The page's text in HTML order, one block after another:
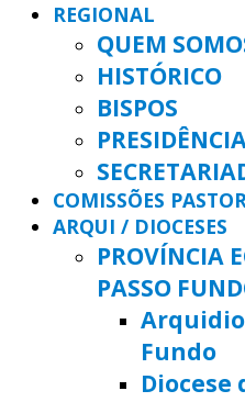
REGIONAL
QUEM
HISTÓRICO
BISPOS
COMISSÕES
ARQUI / DIOCESES
PROVÍNCIA
PASSO
Fundo
Diocese